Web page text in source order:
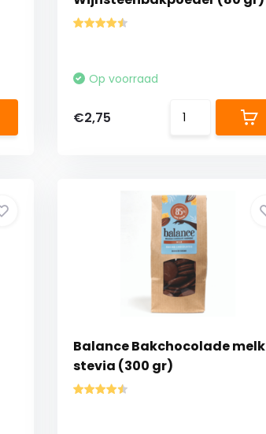
Op voorraad
€2,75
Balance Bakchocolade melk
stevia (300 gr)